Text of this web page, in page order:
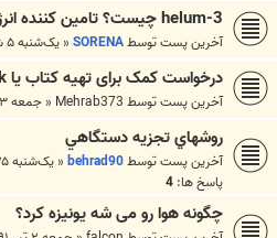
helum-3 چیست؟ تامین کننده انرژی آینده بشر؟
آخرین پست توسطSORENA
« یک‌شنبه ۵ شهریور ۱۳۹۱, ۱۲:۵۰ ق.ظ
درخواست کمک برای تهیه کتاب یا EBook
آخرین پست توسطMehrab373
« جمعه ۱۳ مرداد ۱۳۹۱, ۲:۲۲ ب.ظ
روشهاي تجزيه دستگاهي
آخرین پست توسطbehrad90
« یک‌شنبه ۲۵ تیر ۱۳۹۱, ۵:۵۵ ب.ظ
پاسخ ها: 4
چگونه هوا رو می شه یونیزه کرد؟